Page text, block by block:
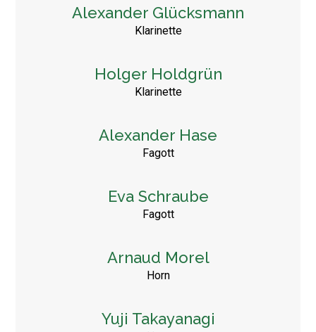
Alexander Glücksmann
Klarinette
Holger Holdgrün
Klarinette
Alexander Hase
Fagott
Eva Schraube
Fagott
Arnaud Morel
Horn
Yuji Takayanagi